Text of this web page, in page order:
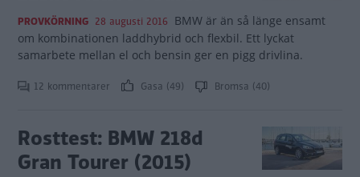
PROVKÖRNING 28 augusti 2016 BMW är än så länge ensamt
om kombinationen laddhybrid och flexbil. Ett lyckat
samarbete mellan el och bensin ger en pigg drivlina.
12 kommentarer Gasa (49) Bromsa (40)
Rosttest: BMW 218d
Gran Tourer (2015)